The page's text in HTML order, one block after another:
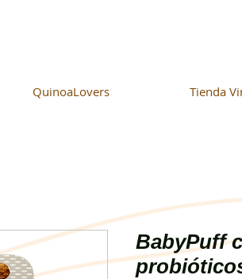
QuinoaLovers Tienda
BabyPuff